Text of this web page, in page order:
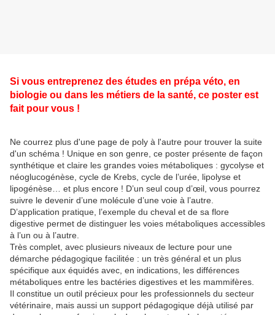
Si vous entreprenez des études en prépa véto, en
biologie ou dans les métiers de la santé, ce poster est
fait pour vous !
Ne courrez plus d'une page de poly à l'autre pour trouver la suite
d'un schéma ! Unique en son genre, ce poster présente de façon
synthétique et claire les grandes voies métaboliques : gycolyse et
néoglucogénèse, cycle de Krebs, cycle de l’urée, lipolyse et
lipogénèse… et plus encore ! D’un seul coup d’œil, vous pourrez
suivre le devenir d’une molécule d’une voie à l’autre.
D’application pratique, l’exemple du cheval et de sa flore
digestive permet de distinguer les voies métaboliques accessibles
à l’un ou à l’autre.
Très complet, avec plusieurs niveaux de lecture pour une
démarche pédagogique facilitée : un très général et un plus
spécifique aux équidés avec, en indications, les différences
métaboliques entre les bactéries digestives et les mammifères.
Il constitue un outil précieux pour les professionnels du secteur
vétérinaire, mais aussi un support pédagogique déjà utilisé par